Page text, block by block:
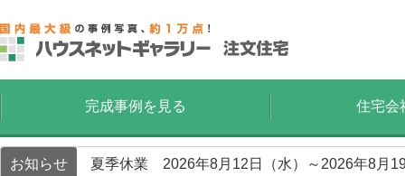
完成事例を見る 住宅会
お知らせ 夏季休業 2026年8月12日（水）～2026年8月